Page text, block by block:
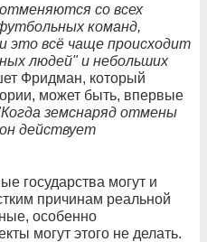
со всех
команд,
это всё чаще происходит
людей" и небольших
Фридман, который
может быть, впервые
земснаряд отмены
действует
государства могут и
причинам реальной
особенно
могут этого не делать.